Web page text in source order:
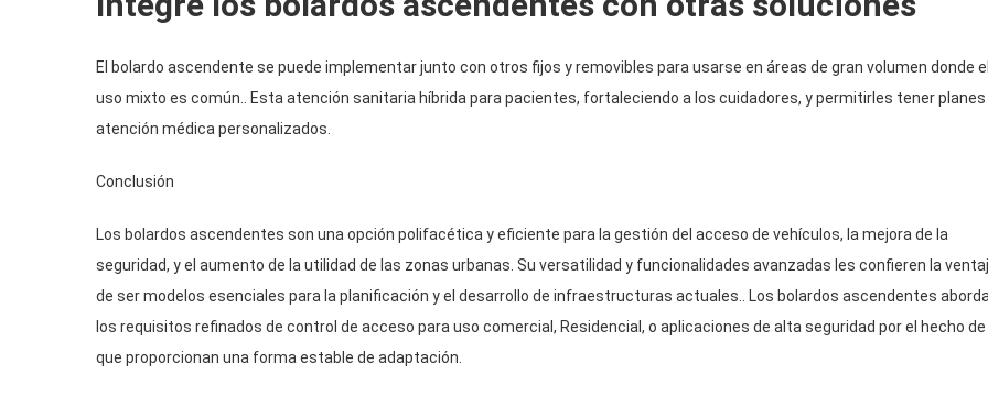
El bolardo ascendente se puede implementar junto con otros fijos y removibles para usarse en áreas de gran volumen donde el
uso mixto es común.. Esta atención sanitaria híbrida para pacientes, fortaleciendo a los cuidadores, y permitirles tener planes
atención médica personalizados.
Conclusión
Los bolardos ascendentes son una opción polifacética y eficiente para la gestión del acceso de vehículos, la mejora de la
seguridad, y el aumento de la utilidad de las zonas urbanas. Su versatilidad y funcionalidades avanzadas les confieren la
de ser modelos esenciales para la planificación y el desarrollo de infraestructuras actuales.. Los bolardos ascendentes
los requisitos refinados de control de acceso para uso comercial, Residencial, o aplicaciones de alta seguridad por el hecho de
que proporcionan una forma estable de adaptación.